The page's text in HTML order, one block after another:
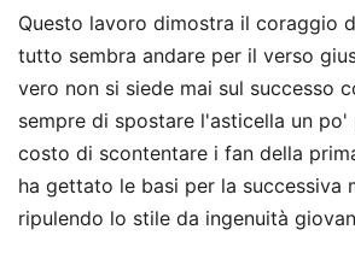
Questo lavoro dimostra il coraggio
tutto sembra andare per il verso
vero non si siede mai sul successo
sempre di spostare l'asticella un po'
costo di scontentare i fan della
ha gettato le basi per la successiva
ripulendo lo stile da ingenuità